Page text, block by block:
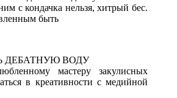
с кондачка нельзя, хитрый бес.
быть
ДЕБАТНУЮ ВОДУ
мастеру закулисных
в креативности с медийной